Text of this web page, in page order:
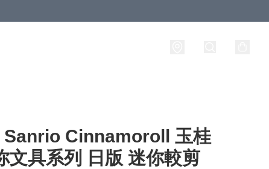
Sanrio Cinnamoroll 玉桂
文具系列 日版 迷你較剪